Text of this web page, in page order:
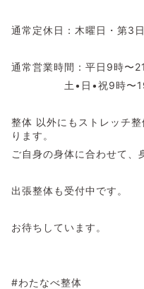
通常定休日：木曜日・第3
通常営業時間：平日9時〜
土•日•祝9時〜
整体 以外にもストレッチ
ります。
ご自身の身体に合わせて、
出張整体も受付中です。
お待ちしています。
#わたなべ整体